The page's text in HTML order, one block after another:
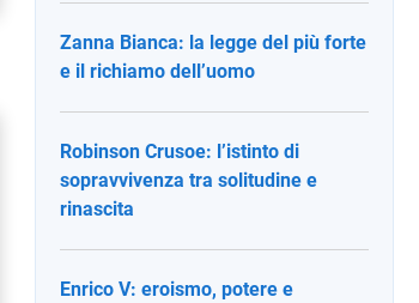
Zanna Bianca: la legge del più forte
e il richiamo dell’uomo
Robinson Crusoe: l’istinto di
sopravvivenza tra solitudine e
rinascita
Enrico V: eroismo, potere e